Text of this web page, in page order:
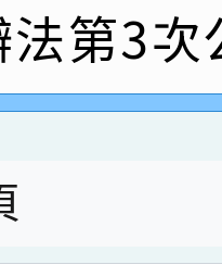
老師
師榮獲教
二名
2026世
小創客佳
第3次